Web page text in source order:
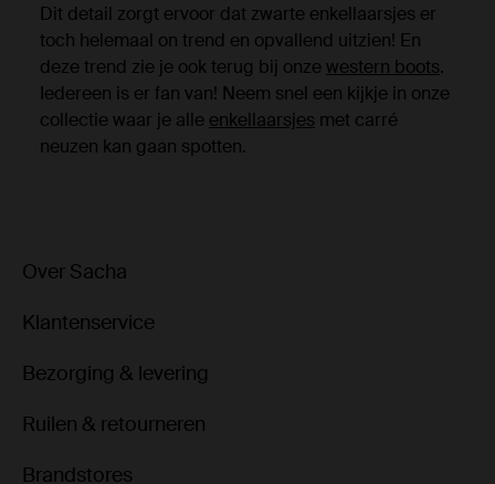
Dit detail zorgt ervoor dat zwarte enkellaarsjes er
toch helemaal on trend en opvallend uitzien! En
deze trend zie je ook terug bij onzewestern boots.
Iedereen is er fan van! Neem snel een kijkje in onze
collectie waar je alle enkellaarsjes met carré
neuzen kan gaan spotten.
Over Sacha
Klantenservice
Bezorging & levering
Ruilen & retourneren
Brandstores